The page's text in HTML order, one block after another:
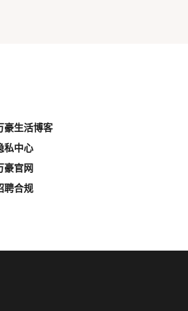
豪生活博客
私中心
豪官网
聘合规